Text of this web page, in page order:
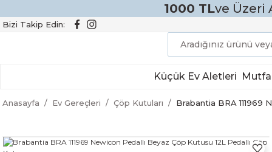
1000 TLve Üzeri
Bizi Takip Edin:
Küçük Ev Aletleri
Anasayfa Ev Gereçleri Çöp Kutuları Brabantia BRA 111969